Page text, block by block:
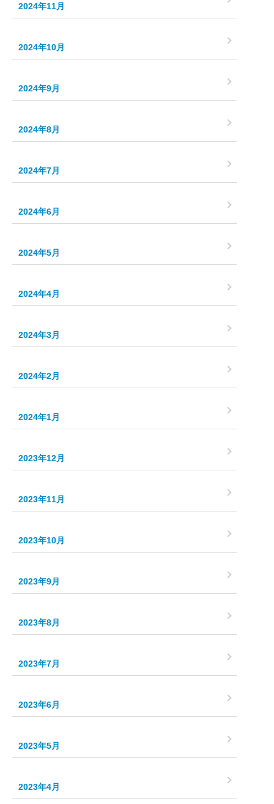
2024年11月
2024年10月
2024年9月
2024年8月
2024年7月
2024年6月
2024年5月
2024年4月
2024年3月
2024年2月
2024年1月
2023年12月
2023年11月
2023年10月
2023年9月
2023年8月
2023年7月
2023年6月
2023年5月
2023年4月